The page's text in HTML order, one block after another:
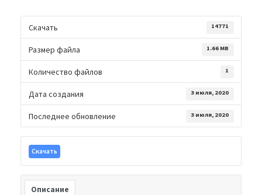
Скачать 14771
Размер файла 1.66 MB
Количество файлов 1
Дата создания 3 июля, 2020
Последнее обновление 3 июля, 2020
Скачать
Описание